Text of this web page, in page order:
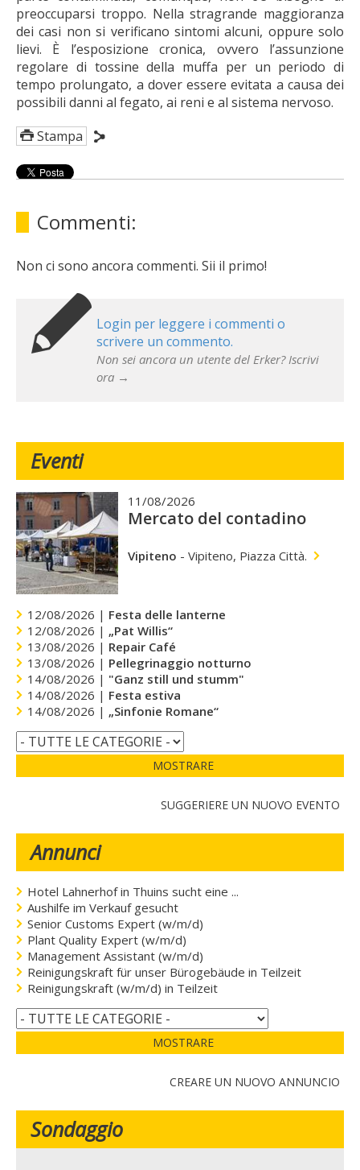
preoccuparsi troppo. Nella stragrande maggioranza
dei casi non si verificano sintomi alcuni, oppure solo
lievi. È l’esposizione cronica, ovvero l’assunzione
regolare di tossine della muffa per un periodo di
tempo prolungato, a dover essere evitata a causa dei
possibili danni al fegato, ai reni e al sistema nervoso.
Stampa
Commenti:
Non ci sono ancora commenti. Sii il primo!
Login per leggere i commenti o
scrivere un commento.
Non sei ancora un utente del Erker? Iscrivi
ora →
Eventi
11/08/2026
Mercato del contadino
Vipiteno - Vipiteno, Piazza Città.
12/08/2026 | Festa delle lanterne
12/08/2026 | „Pat Willis“
13/08/2026 | Repair Café
13/08/2026 | Pellegrinaggio notturno
14/08/2026 | "Ganz still und stumm"
14/08/2026 | Festa estiva
14/08/2026 | „Sinfonie Romane“
MOSTRARE
SUGGERIERE UN NUOVO EVENTO
Annunci
Hotel Lahnerhof in Thuins sucht eine ...
Aushilfe im Verkauf gesucht
Senior Customs Expert (w/m/d)
Plant Quality Expert (w/m/d)
Management Assistant (w/m/d)
Reinigungskraft für unser Bürogebäude in Teilzeit
Reinigungskraft (w/m/d) in Teilzeit
MOSTRARE
CREARE UN NUOVO ANNUNCIO
Sondaggio